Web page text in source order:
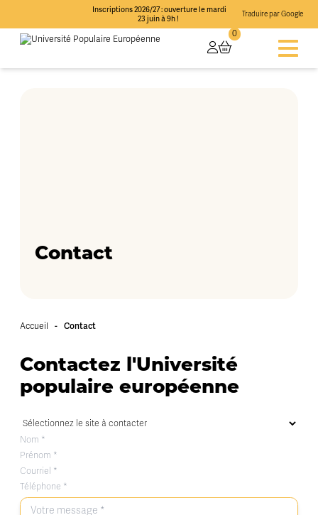
Inscriptions 2026/27 : ouverture le mardi
23 juin à 9h !
Traduire par Google
0
Contact
Accueil - Contact
Contactez l'Université
populaire européenne